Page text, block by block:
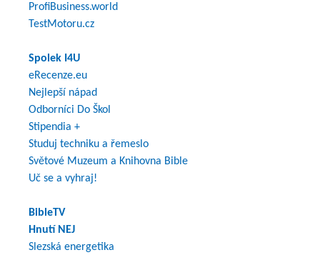
ProfiBusiness.world
TestMotoru.cz
Spolek I4U
eRecenze.eu
Nejlepší nápad
Odborníci Do Škol
Stipendia +
Studuj techniku a řemeslo
Světové Muzeum a Knihovna Bible
Uč se a vyhraj!
BibleTV
Hnutí NEJ
Slezská energetika